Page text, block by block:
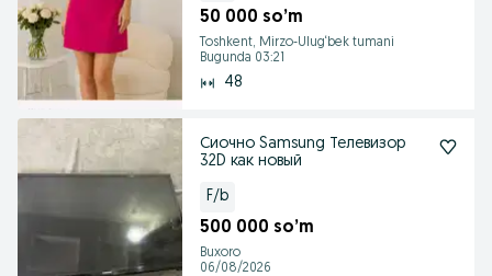
50 000 so’m
Toshkent, Mirzo-Ulug‘bek tumani
Bugunda 03:21
48
Сиочно Samsung Телевизор
32D как новый
F/b
500 000 so’m
Buxoro
06/08/2026